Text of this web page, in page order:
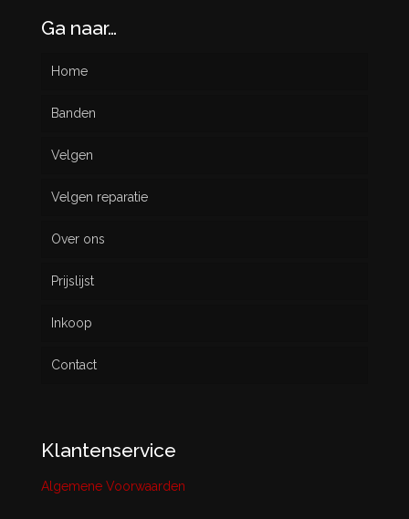
Ga naar…
Home
Banden
Nieuw
Gebruikt
Velgen
Velgen reparatie
Over ons
Prijslijst
Inkoop
Contact
Klantenservice
Algemene Voorwaarden